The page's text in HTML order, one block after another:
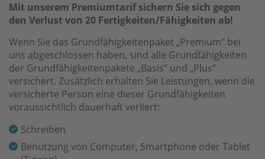
Mit unserem Premiumtarif sichern Sie sich gegen
den Verlust von 20 Fertigkeiten/Fähigkeiten ab!
Wenn Sie das Grundfähigkeitenpaket „Premium“ bei
uns abgeschlossen haben, sind alle Grundfähigkeiten
der Grundfähigkeitenpakete „Basis“ und „Plus“
versichert. Zusätzlich erhalten Sie Leistungen, wenn die
versicherte Person eine dieser Grundfähigkeiten
voraussichtlich dauerhaft verliert:
Schreiben
Benutzung von Computer, Smartphone oder Tablet